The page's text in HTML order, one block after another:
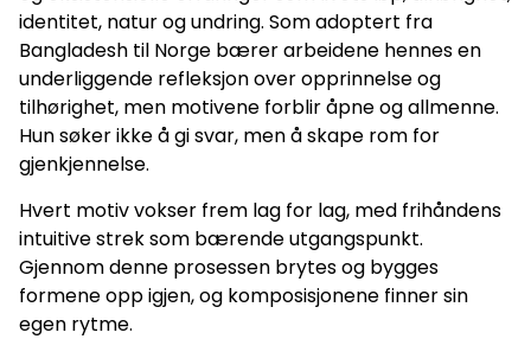
identitet, natur og undring. Som adoptert fra
Bangladesh til Norge bærer arbeidene hennes en
underliggende refleksjon over opprinnelse og
tilhørighet, men motivene forblir åpne og allmenne.
Hun søker ikke å gi svar, men å skape rom for
gjenkjennelse.
Hvert motiv vokser frem lag for lag, med frihåndens
intuitive strek som bærende utgangspunkt.
Gjennom denne prosessen brytes og bygges
formene opp igjen, og komposisjonene finner sin
egen rytme.